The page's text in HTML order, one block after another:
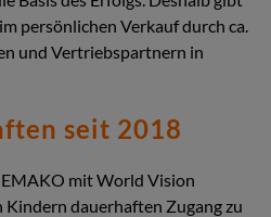
persönlichen Verkauf durch ca.
und Vertriebspartnern in
seit 2018
mit World Vision
dauerhaften Zugang zu